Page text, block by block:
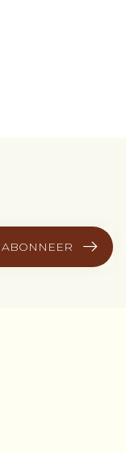
ABONNEER